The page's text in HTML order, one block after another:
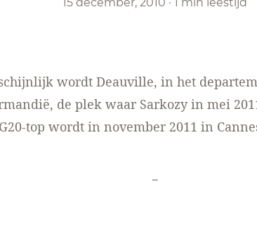
wordt Deauville, in het
, de plek waar Sarkozy in mei
top wordt in november 2011 in
-